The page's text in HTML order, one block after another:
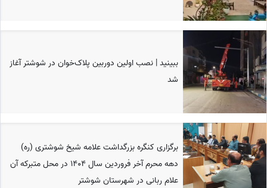
ببینید | نصب اولین دوربین پلاک‌خوان در شوشتر آغاز
شد
برگزاری کنگره بزرگداشت علامه شیخ شوشتری (ره)
دهه محرم آخر فروردین سال 1404 در محل متبرکه آن
علام ربانی در شهرستان شوشتر